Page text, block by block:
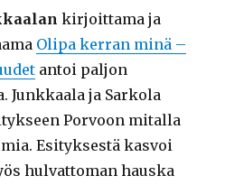
kirjoittama ja
Olipa kerran minä –
antoi paljon
Junkkaala ja Sarkola
Porvoon mitalla
Esityksestä kasvoi
hulvattoman hauska